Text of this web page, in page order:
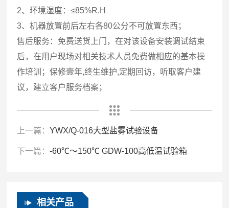
2、环境湿度：≤85%R.H
3、机器放置前后左右各80公分不可放置东西；
售后服务：免费送货上门，在对该设备安装调试结束
后，在用户现场对相关技术人员免费做相应的基本操
作培训；保修壹年,终生维护,定期回访，听取客户建
议，建立客户服务档案；
上一篇：YWX/Q-016大型盐雾试验设备
下一篇：-60℃～150℃ GDW-100高低温试验箱
相关产品